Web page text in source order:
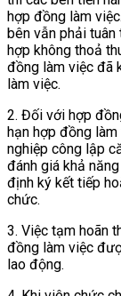
hợp đồng làm
bên vẫn phải
hợp không thoả
đồng làm việc đã
làm việc.
2. Đối với hợp
hạn hợp đồng
nghiệp công lập
đánh giá khả
định ký kết tiếp
chức.
3. Việc tạm hoãn
đồng làm việc
lao động.